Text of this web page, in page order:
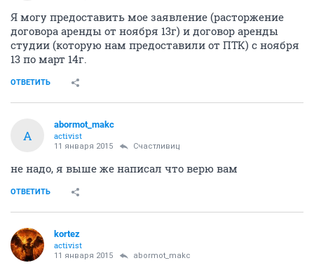
Я могу предоставить мое заявление (расторжение
договора аренды от ноября 13г) и договор аренды
студии (которую нам предоставили от ПТК) с ноября
13 по март 14г.
ОТВЕТИТЬ
A
abormot_makc
activist
11 января 2015 Счастливиц
не надо, я выше же написал что верю вам
ОТВЕТИТЬ
kortez
activist
11 января 2015 abormot_makc